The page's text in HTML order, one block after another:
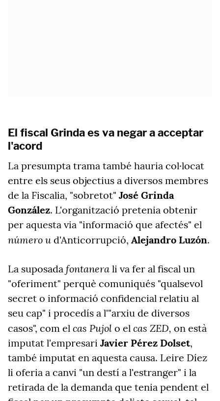
El fiscal Grinda es va negar a acceptar
l'acord
La presumpta trama també hauria col·locat
entre els seus objectius a diversos membres
de la Fiscalia, "sobretot" José Grinda
González. L'organització pretenia obtenir
per aquesta via "informació que afectés" el
número u d'Anticorrupció, Alejandro Luzón.
La suposada fontanera li va fer al fiscal un
"oferiment" perquè comuniqués "qualsevol
secret o informació confidencial relatiu al
seu cap" i procedís a l'"arxiu de diversos
casos", com el cas Pujol o el cas ZED, on està
imputat l'empresari Javier Pérez Dolset,
també imputat en aquesta causa. Leire Díez
li oferia a canvi "un destí a l'estranger" i la
retirada de la demanda que tenia pendent el